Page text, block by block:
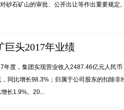
砂石矿山的审批、公开出让等作出重要规定
头2017年业绩
度，集团实现营业收入2487.46亿元人民
同比增长98.3%；归属于公司股东的扣除非
长1.9%。20...